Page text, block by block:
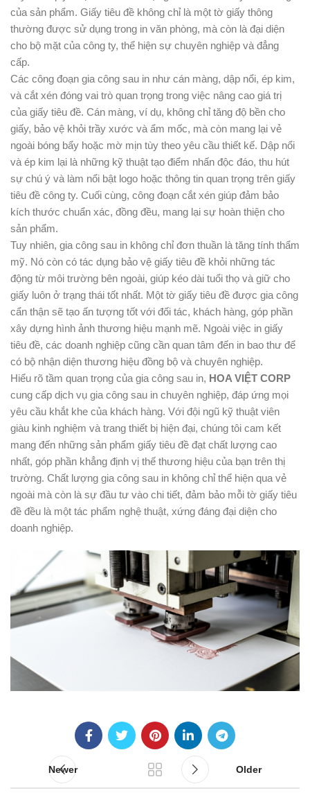
của sản phẩm. Giấy tiêu đề không chỉ là một tờ giấy thông
thường được sử dụng trong in văn phòng, mà còn là đại diện
cho bộ mặt của công ty, thể hiện sự chuyên nghiệp và đẳng
cấp.
Các công đoạn gia công sau in như cán màng, dập nổi, ép kim,
và cắt xén đóng vai trò quan trọng trong việc nâng cao giá trị
của giấy tiêu đề. Cán màng, ví dụ, không chỉ tăng độ bền cho
giấy, bảo vệ khỏi trầy xước và ẩm mốc, mà còn mang lại vẻ
ngoài bóng bẩy hoặc mờ mịn tùy theo yêu cầu thiết kế. Dập nổi
và ép kim lại là những kỹ thuật tạo điểm nhấn độc đáo, thu hút
sự chú ý và làm nổi bật logo hoặc thông tin quan trọng trên giấy
tiêu đề công ty. Cuối cùng, công đoạn cắt xén giúp đảm bảo
kích thước chuẩn xác, đồng đều, mang lại sự hoàn thiện cho
sản phẩm.
Tuy nhiên, gia công sau in không chỉ đơn thuần là tăng tính thẩm
mỹ. Nó còn có tác dụng bảo vệ giấy tiêu đề khỏi những tác
động từ môi trường bên ngoài, giúp kéo dài tuổi thọ và giữ cho
giấy luôn ở trạng thái tốt nhất. Một tờ giấy tiêu đề được gia công
cẩn thận sẽ tạo ấn tượng tốt với đối tác, khách hàng, góp phần
xây dựng hình ảnh thương hiệu mạnh mẽ. Ngoài việc in giấy
tiêu đề, các doanh nghiệp cũng cần quan tâm đến in bao thư để
có bộ nhận diện thương hiệu đồng bộ và chuyên nghiệp.
Hiểu rõ tầm quan trọng của gia công sau in, HOA VIỆT CORP
cung cấp dịch vụ gia công sau in chuyên nghiệp, đáp ứng mọi
yêu cầu khắt khe của khách hàng. Với đội ngũ kỹ thuật viên
giàu kinh nghiệm và trang thiết bị hiện đại, chúng tôi cam kết
mang đến những sản phẩm giấy tiêu đề đạt chất lượng cao
nhất, góp phần khẳng định vị thế thương hiệu của bạn trên thị
trường. Chất lượng gia công sau in không chỉ thể hiện qua vẻ
ngoài mà còn là sự đầu tư vào chi tiết, đảm bảo mỗi tờ giấy tiêu
đề đều là một tác phẩm nghệ thuật, xứng đáng đại diện cho
doanh nghiệp.
Newer Older